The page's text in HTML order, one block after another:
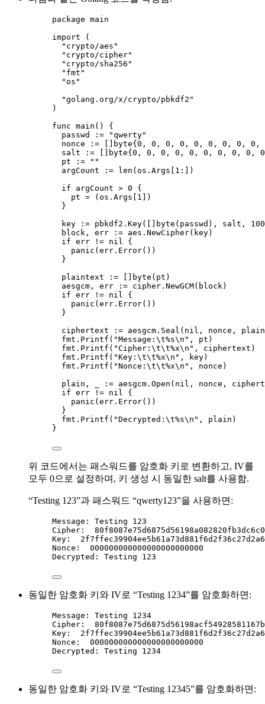
package main
import (
" crypto/aes "
" crypto/cipher"
" crypto/sha256 "
" fmt "
"os "
"golang.org/x/crypto/pbkdf2 "
)
func main () {
passwd
:= "qwerty"
nonce
:= [] byte{0 , 0 , 0 , 0 , 0 , 0 , 0 , 0 , 0 ,
salt
:= [] byte{0 , 0 , 0 , 0 , 0 , 0 , 0 , 0 , 0 , 0
pt
:=
""
argCount
:= len (os . Args [ 1 :])
if
argCount > 0 {
pt = (os . Args [ 1 ])
}
key
:= pbkdf2 . Key([] byte ( passwd ), salt ,
block , err := aes . NewCipher( key)
if err != nil
{
panic (err . Error())
}
plaintext
:= [] byte ( pt )
aesgcm , err := cipher . NewGCM( block )
if err != nil
{
panic (err . Error())
}
ciphertext
:= aesgcm . Seal ( nil , nonce ,
fmt . Printf ( "Message: \t%s\n " , pt )
fmt . Printf ( "Cipher: \t\t%x\n " , ciphertext )
fmt . Printf ( "Key: \t\t%x\n " , key)
fmt . Printf ( "Nonce: \t\t%x\n " , nonce )
plain , := aesgcm . Open ( nil , nonce ,
if err != nil
{
panic (err . Error())
}
fmt . Printf ( "Decrypted: \t%s\n " , plain )
}
위 코드에서는 패스워드를 암호화 키로 변환하고, IV를
모두 0으로 설정하며, 키 생성 시 동일한 salt를 사용함.
“Testing 123”과 패스워드 “qwerty123”을 사용하면:
Message : Testing 123
Cipher :
Key :
Nonce : 000000000000000000000000
Decrypted : Testing 123
동일한 암호화 키와 IV로 “Testing 1234”를 암호화하면:
Message : Testing 1234
Cipher :
Key :
Nonce : 000000000000000000000000
Decrypted : Testing 1234
동일한 암호화 키와 IV로 “Testing 12345”를 암호화하면: